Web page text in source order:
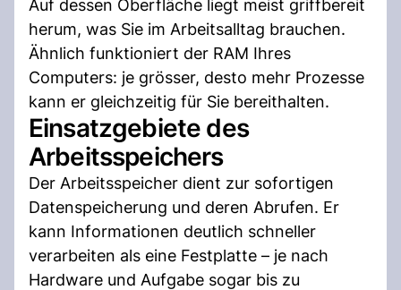
Auf dessen Oberfläche liegt meist griffbereit
herum, was Sie im Arbeitsalltag brauchen.
Ähnlich funktioniert der RAM Ihres
Computers: je grösser, desto mehr Prozesse
kann er gleichzeitig für Sie bereithalten.
Einsatzgebiete des
Arbeitsspeichers
Der Arbeitsspeicher dient zur sofortigen
Datenspeicherung und deren Abrufen. Er
kann Informationen deutlich schneller
verarbeiten als eine Festplatte – je nach
Hardware und Aufgabe sogar bis zu